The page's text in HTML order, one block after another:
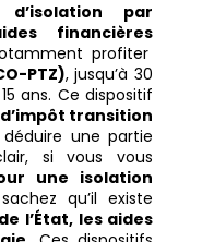
d’isolation par
financières
profiter
PTZ), jusqu’à 30
ans. Ce dispositif
transition
une partie
si vous vous
une isolation
qu’il existe
l’État, les aides